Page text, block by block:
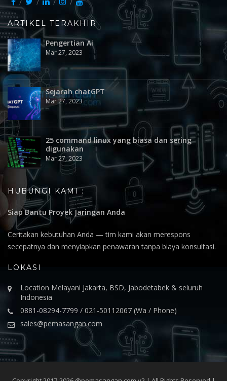
ARTIKEL TERAKHIR
Pengertian Ai
Mar 27, 2023
Sejarah chatGPT
Mar 27, 2023
25 command linux yang biasa dan sering
digunakan
Mar 27, 2023
HUBUNGI KAMI :
Siap Bantu Proyek Jaringan Anda
Ceritakan kebutuhan Anda — tim kami akan merespons
secepatnya dan menyiapkan penawaran tanpa biaya konsultasi.
LOKASI
Location Melayani Jakarta, BSD, Jabodetabek & seluruh
Indonesia
0881-08294-7799 / 021-50112067 (Wa / Phone)
sales@pemasangan.com